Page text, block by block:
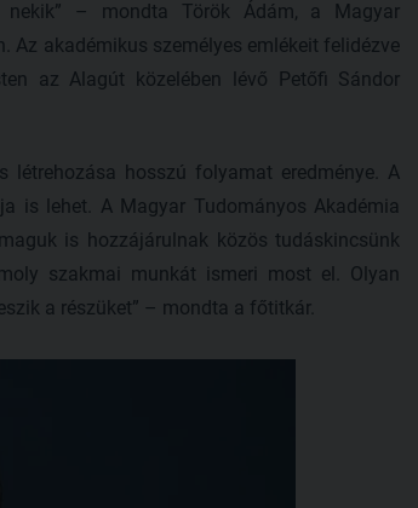
nekik” – mondta Török Ádám, a Magyar
akadémikus személyes emlékeit felidézve
az Alagút közelében lévő Petőfi Sándor
hosszú folyamat eredménye. A
is lehet. A Magyar Tudományos Akadémia
is hozzájárulnak közös tudáskincsünk
szakmai munkát ismeri most el. Olyan
a részüket” – mondta a főtitkár.